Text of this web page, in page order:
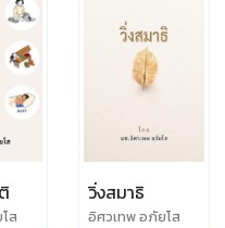
ส
วิ่งสมาธิ
อิศวเทพ อภัยโส